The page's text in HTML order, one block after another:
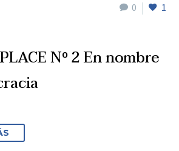
0 1
Nº 2 En nombre